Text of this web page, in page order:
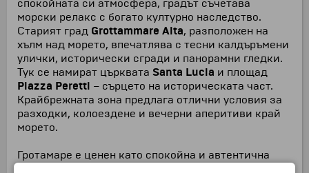
спокойната си атмосфера, градът съчетава
морски релакс с богато културно наследство.
Старият град Grottammare Alta, разположен на
хълм над морето, впечатлява с тесни калдъръмени
улички, исторически сгради и панорамни гледки.
Тук се намират църквата Santa Lucia и площад
Piazza Peretti – сърцето на историческата част.
Крайбрежната зона предлага отлични условия за
разходки, колоездене и вечерни аперитиви край
морето.
Гротамаре е ценен като спокойна и автентична